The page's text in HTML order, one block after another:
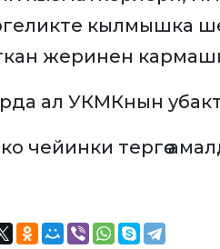
кылмышка
жеринен
ал УКМКнын
чейинки тергөө